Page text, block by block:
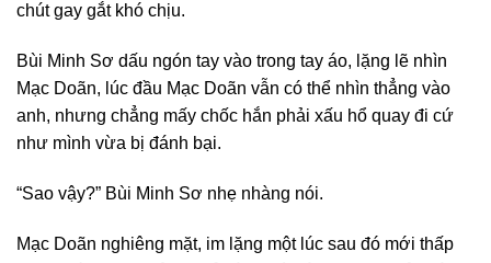
chút gay gắt khó chịu.
Bùi Minh Sơ dấu ngón tay vào trong tay áo, lặng lẽ nhìn
Mạc Doãn, lúc đầu Mạc Doãn vẫn có thể nhìn thẳng vào
anh, nhưng chẳng mấy chốc hắn phải xấu hổ quay đi cứ
như mình vừa bị đánh bại.
“Sao vậy?” Bùi Minh Sơ nhẹ nhàng nói.
Mạc Doãn nghiêng mặt, im lặng một lúc sau đó mới thấp